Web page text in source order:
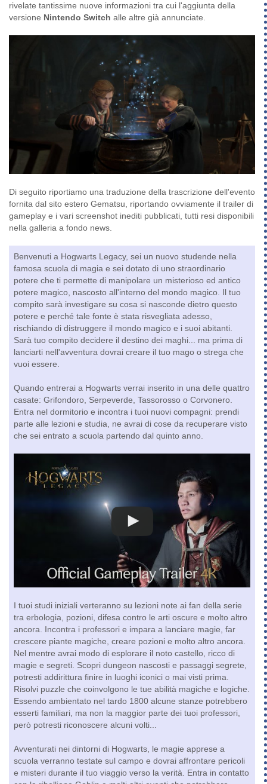
rivelate tantissime nuove informazioni tra cui l'aggiunta della
versione Nintendo Switch alle altre già annunciate.
Di seguito riportiamo una traduzione della trascrizione dell'evento
fornita dal sito estero Gematsu, riportando ovviamente il trailer di
gameplay e i vari screenshot inediti pubblicati, tutti resi disponibili
nella galleria a fondo news.
Benvenuti a Hogwarts Legacy, sei un nuovo studende nella
famosa scuola di magia e sei dotato di uno straordinario
potere che ti permette di manipolare un misterioso ed antico
potere magico, nascosto all'interno del mondo magico. Il tuo
compito sarà investigare su cosa si nasconde dietro questo
potere e perché tale fonte è stata risvegliata adesso,
rischiando di distruggere il mondo magico e i suoi abitanti.
Sarà tuo compito decidere il destino dei maghi... ma prima di
lanciarti nell'avventura dovrai creare il tuo mago o strega che
vuoi essere.
Quando entrerai a Hogwarts verrai inserito in una delle quattro
casate: Grifondoro, Serpeverde, Tassorosso o Corvonero.
Entra nel dormitorio e incontra i tuoi nuovi compagni: prendi
parte alle lezioni e studia, ne avrai di cose da recuperare visto
che sei entrato a scuola partendo dal quinto anno.
I tuoi studi iniziali verteranno su lezioni note ai fan della serie
tra erbologia, pozioni, difesa contro le arti oscure e molto altro
ancora. Incontra i professori e impara a lanciare magie, far
crescere piante magiche, creare pozioni e molto altro ancora.
Nel mentre avrai modo di esplorare il noto castello, ricco di
magie e segreti. Scopri dungeon nascosti e passaggi segrete,
potresti addirittura finire in luoghi iconici o mai visti prima.
Risolvi puzzle che coinvolgono le tue abilità magiche e logiche.
Essendo ambientato nel tardo 1800 alcune stanze potrebbero
esserti familiari, ma non la maggior parte dei tuoi professori,
però potresti riconoscere alcuni volti...
Avventurati nei dintorni di Hogwarts, le magie apprese a
scuola verranno testate sul campo e dovrai affrontare pericoli
e misteri durante il tuo viaggio verso la verità. Entra in contatto